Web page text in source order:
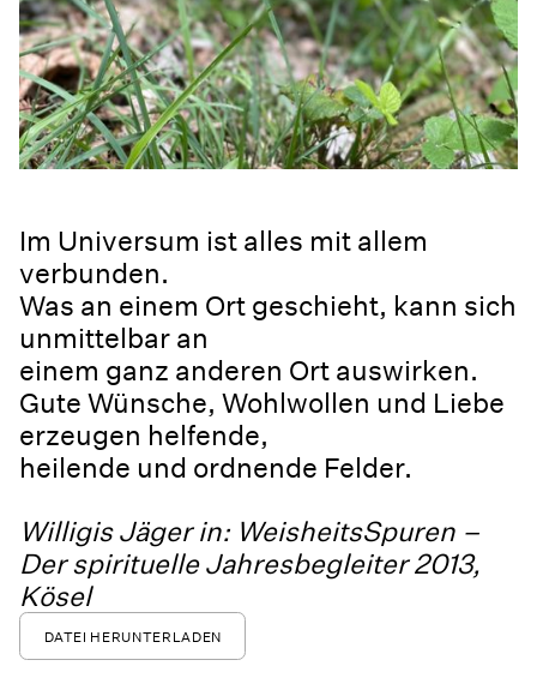
Im Universum ist alles mit allem
verbunden.
Was an einem Ort geschieht, kann sich
unmittelbar an
einem ganz anderen Ort auswirken.
Gute Wünsche, Wohlwollen und Liebe
erzeugen helfende,
heilende und ordnende Felder.
Willigis Jäger in: WeisheitsSpuren –
Der spirituelle Jahresbegleiter 2013,
Kösel
DATEI HERUNTERLADEN